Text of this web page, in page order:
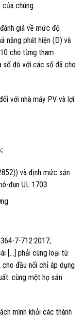
chúng.
giá về mức độ
năng phát hiện (D) và
cho từng tham
số đó với các số đã cho
với nhà máy PV và lợi
và định mức sản
đun UL 1703
7-712:2017;
[…] phải cùng loại từ
cho đầu nối chỉ áp dụng
cùng một họ sản
mình khỏi các thành